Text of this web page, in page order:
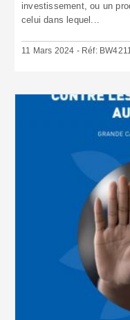
investissement, ou un
celui dans lequel...
11 Mars 2024 - Réf: